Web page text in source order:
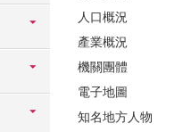
人口概況
產業概況
機關團體
電子地圖
知名地方人物